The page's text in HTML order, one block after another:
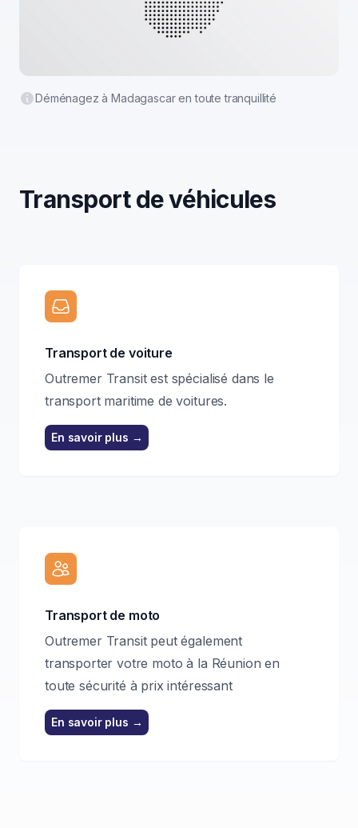
Déménagez à Madagascar en toute tranquillité
Transport de véhicules
Transport de voiture
Outremer Transit est spécialisé dans le
transport maritime de voitures.
En savoir plus →
Transport de moto
Outremer Transit peut également
transporter votre moto à la Réunion en
toute sécurité à prix intéressant
En savoir plus →